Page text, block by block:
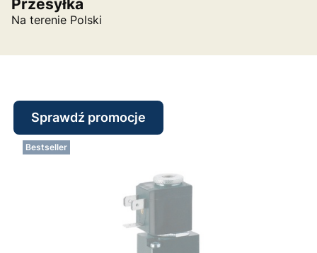
Przesyłka
Na terenie Polski
Sprawdź promocje
Bestseller